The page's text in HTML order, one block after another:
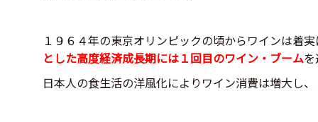
１９６４年の東京オリンピックの頃からワインは着
とした高度経済成長期には１回目のワイン・ブーム
日本人の食生活の洋風化によりワイン消費は増大し